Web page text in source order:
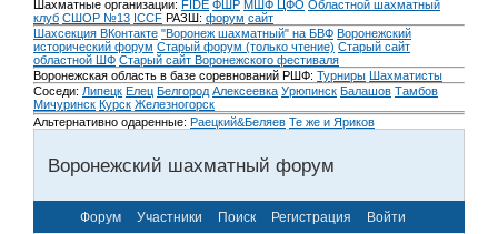
Шахматные организации: FIDE ФШР МШФ ЦФО Областной шахматный
клуб СШОР №13 ICCF РАЗШ: форум сайт
Шахсекция ВКонтакте "Воронеж шахматный" на БВФ Воронежский
исторический форум Cтарый форум (только чтение) Старый сайт
областной ШФ Старый сайт Воронежского фестиваля
Воронежская область в базе соревнований РШФ: Турниры Шахматисты
Соседи: Липецк Елец Белгород Алексеевка Урюпинск Балашов Тамбов
Мичуринск Курск Железногорск
Альтернативно одаренные: Раецкий&Беляев Те же и Яриков
Воронежский шахматный форум
Форум Участники Поиск Регистрация Войти